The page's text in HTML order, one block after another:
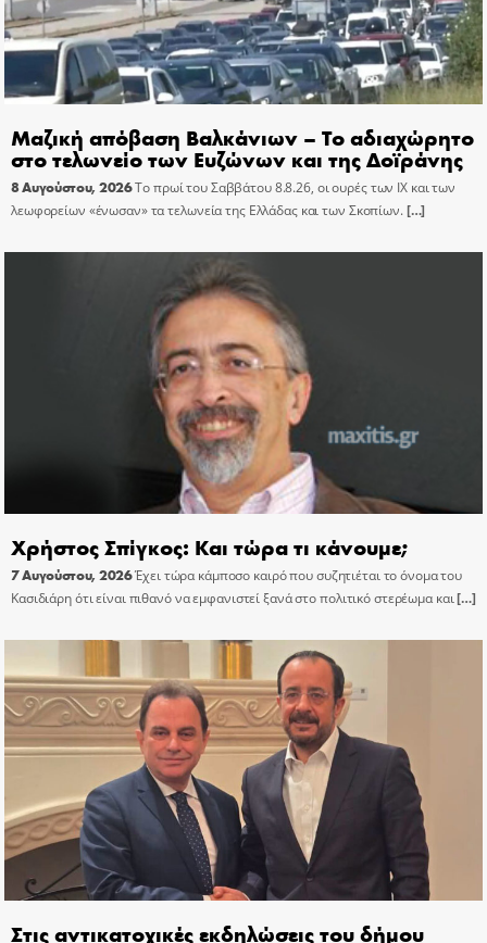
Μαζική απόβαση Βαλκάνιων – Το αδιαχώρητο
στο τελωνείο των Ευζώνων και της Δοϊράνης
8 Αυγούστου, 2026Το πρωί του Σαββάτου 8.8.26, οι ουρές των ΙΧ και των
λεωφορείων «ένωσαν» τα τελωνεία της Ελλάδας και των Σκοπίων.[…]
Χρήστος Σπίγκος: Και τώρα τι κάνουμε;
7 Αυγούστου, 2026Έχει τώρα κάμποσο καιρό που συζητιέται το όνομα του
Κασιδιάρη ότι είναι πιθανό να εμφανιστεί ξανά στο πολιτικό στερέωμα και[…]
Στις αντικατοχικές εκδηλώσεις του δήμου